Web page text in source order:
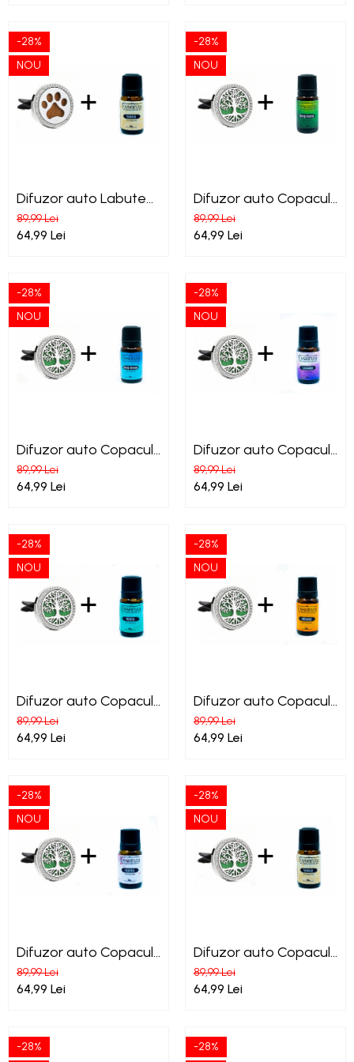
-28%
NOU
Difuzor auto Labute
de catel + Essenza
Vanilie ulei esential
89,99 Lei
64,99 Lei
-28%
NOU
Difuzor auto Copacul
Vietii + Essenza Deep
Forest ulei esential
89,99 Lei
64,99 Lei
-28%
NOU
Difuzor auto Copacul
Vietii + Essenza Deep
Ocean ulei esential
89,99 Lei
64,99 Lei
-28%
NOU
Difuzor auto Copacul
Vietii + Essenza
Lavanda ulei esential
89,99 Lei
64,99 Lei
-28%
NOU
Difuzor auto Copacul
Vietii + Essenza Menta
ulei esential
89,99 Lei
64,99 Lei
-28%
NOU
Difuzor auto Copacul
Vietii + Essenza
Orange ulei esential
89,99 Lei
64,99 Lei
-28%
NOU
Difuzor auto Copacul
Vietii + Essenza
Sakura ulei esential
89,99 Lei
64,99 Lei
-28%
NOU
Difuzor auto Copacul
Vietii + Essenza Vanilie
ulei esential
89,99 Lei
64,99 Lei
-28%
-28%